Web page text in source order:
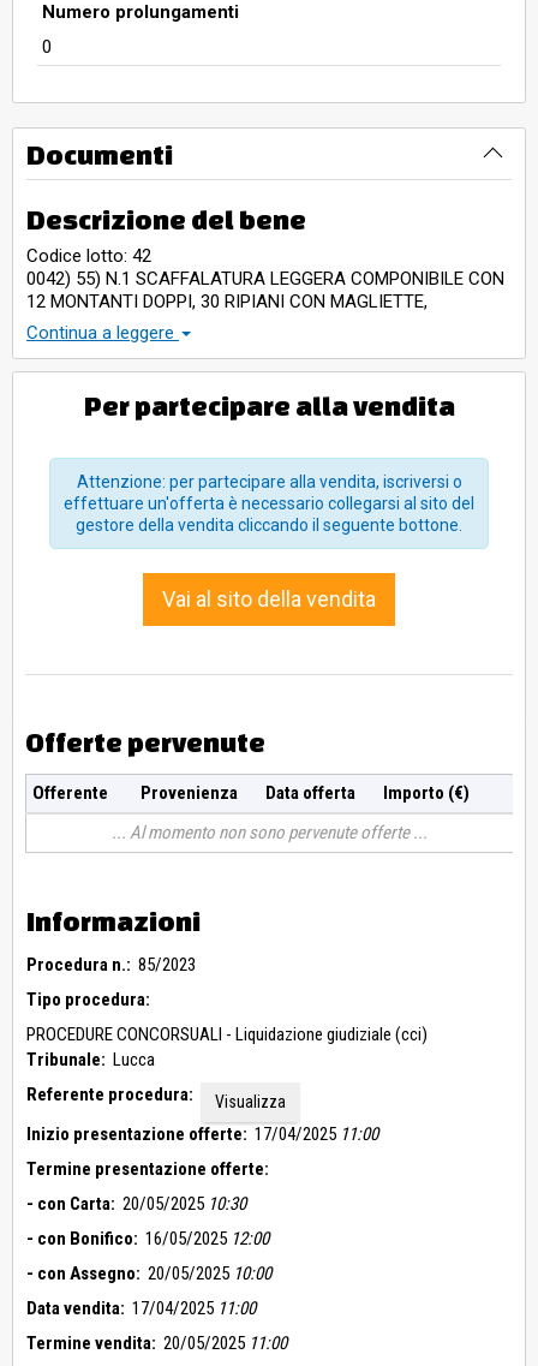
Numero prolungamenti
0
Documenti
Descrizione del bene
Codice lotto: 42
0042) 55) N.1 SCAFFALATURA LEGGERA COMPONIBILE CON
12 MONTANTI DOPPI, 30 RIPIANI CON MAGLIETTE,
GIACCHETTI MARCATE TITANO SPURGHI –
N.1 CASSA ACUSTICA MARCA ALPINE TIPO R15 –
N.1 AMPLIFICATORE DI POTENZA STEG Q220 -
N.1 AMPLIFICATORE DI POTENZA AUDISON –
N.1 AMPLIFICATORE DI POTENZA SPANNUNGSWANDLER
N.8 CONFEZIONI DI CARTA A4 PER FOTOCOPIATRICI –
N.4 RISME DI CARTA A3 PER FOTOCOPIATRICI –
N.1 TAVOLINO ROTONDO IN ACCIAIO
I BENI SONO VISIONABILI IL GIORNO 13 MAGGIO DALLE
14:00 ALLE 16:00 PREVIO APPUNTAMENTO CONCORDATO
CON IL VICE DIRETTORE DELL'IVG SIG. MIRCO BEDINI AL NR.
Continua a leggere
Per partecipare alla vendita
Attenzione: per partecipare alla vendita, iscriversi o
effettuare un'offerta è necessario collegarsi al sito del
gestore della vendita cliccando il seguente bottone.
Vai al sito della vendita
Offerte pervenute
Offerente Provenienza Data offerta
Importo (€)
Al momento non sono pervenute offerte
Informazioni
Procedura n.: 85/2023
Tipo procedura:
PROCEDURE CONCORSUALI - Liquidazione giudiziale (cci)
Tribunale: Lucca
Referente procedura:
Visualizza
Inizio presentazione offerte: 17/04/2025 11:00
Termine presentazione offerte:
- con Carta: 20/05/2025 10:30
- con Bonifico: 16/05/2025 12:00
- con Assegno: 20/05/2025 10:00
Data vendita: 17/04/2025 11:00
Termine vendita: 20/05/2025 11:00